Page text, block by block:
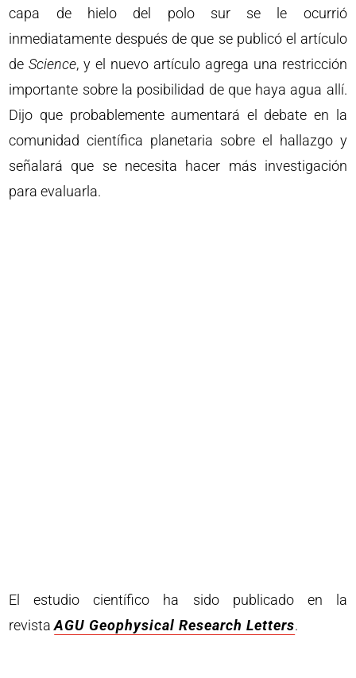
capa de hielo del polo sur se le ocurrió
inmediatamente después de que se publicó el artículo
deScience, y el nuevo artículo agrega una restricción
importante sobre la posibilidad de que haya agua allí.
Dijo que probablemente aumentará el debate en la
comunidad científica planetaria sobre el hallazgo y
señalará que se necesita hacer más investigación
para evaluarla.
El estudio científico ha sido publicado en la
revistaAGU Geophysical Research Letters.